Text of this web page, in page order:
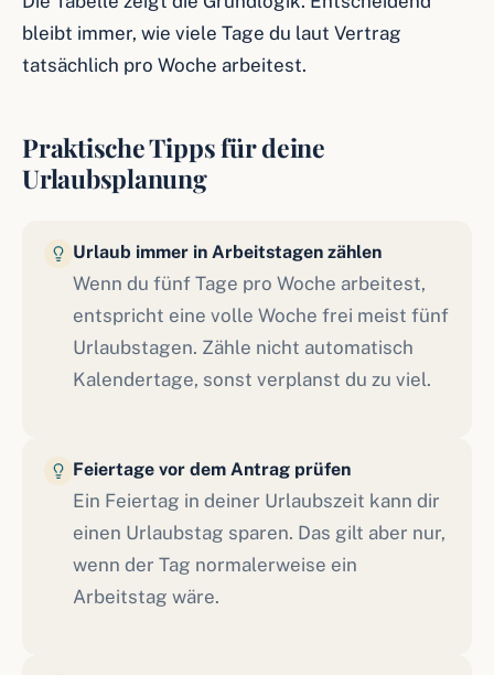
bleibt immer, wie viele Tage du laut Vertrag
tatsächlich pro Woche arbeitest.
Praktische Tipps für deine
Urlaubsplanung
Urlaub immer in Arbeitstagen zählen
Wenn du fünf Tage pro Woche arbeitest,
entspricht eine volle Woche frei meist fünf
Urlaubstagen. Zähle nicht automatisch
Kalendertage, sonst verplanst du zu viel.
Feiertage vor dem Antrag prüfen
Ein Feiertag in deiner Urlaubszeit kann dir
einen Urlaubstag sparen. Das gilt aber nur,
wenn der Tag normalerweise ein
Arbeitstag wäre.